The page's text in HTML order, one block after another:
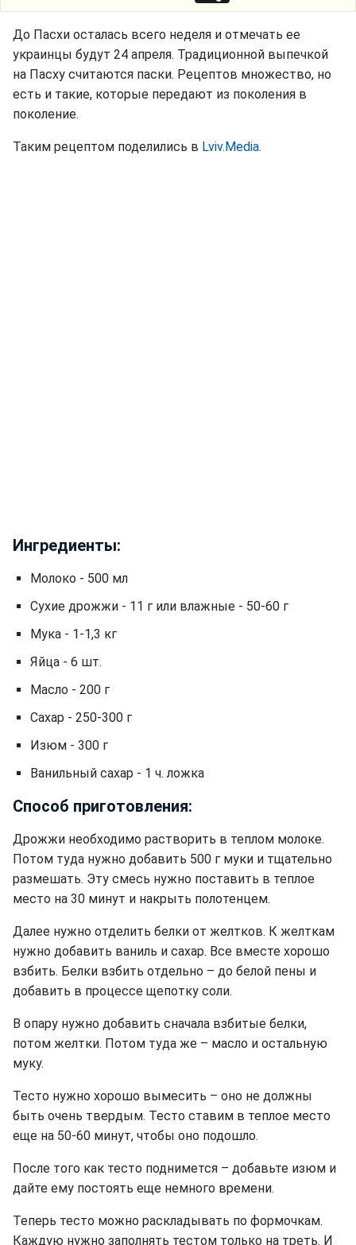
До Пасхи осталась всего неделя и отмечать ее
украинцы будут 24 апреля. Традиционной выпечкой
на Пасху считаются паски. Рецептов множество, но
есть и такие, которые передают из поколения в
поколение.
Таким рецептом поделились в Lviv.Media.
Ингредиенты:
Молоко - 500 мл
Сухие дрожжи - 11 г или влажные - 50-60 г
Мука - 1-1,3 кг
Яйца - 6 шт.
Масло - 200 г
Сахар - 250-300 г
Изюм - 300 г
Ванильный сахар - 1 ч. ложка
Способ приготовления:
Дрожжи необходимо растворить в теплом молоке.
Потом туда нужно добавить 500 г муки и тщательно
размешать. Эту смесь нужно поставить в теплое
место на 30 минут и накрыть полотенцем.
Далее нужно отделить белки от желтков. К желткам
нужно добавить ваниль и сахар. Все вместе хорошо
взбить. Белки взбить отдельно – до белой пены и
добавить в процессе щепотку соли.
В опару нужно добавить сначала взбитые белки,
потом желтки. Потом туда же – масло и остальную
муку.
Тесто нужно хорошо вымесить – оно не должны
быть очень твердым. Тесто ставим в теплое место
еще на 50-60 минут, чтобы оно подошло.
После того как тесто поднимется – добавьте изюм и
дайте ему постоять еще немного времени.
Теперь тесто можно раскладывать по формочкам.
Каждую нужно заполнять тестом только на треть. И